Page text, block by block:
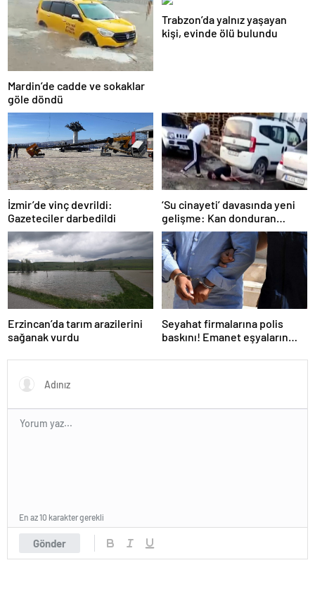
Mardin’de cadde ve sokaklar
göle döndü
Trabzon’da yalnız yaşayan
kişi, evinde ölü bulundu
İzmir’de vinç devrildi:
Gazeteciler darbedildi
‘Su cinayeti’ davasında yeni
gelişme: Kan donduran
ifadeler ortaya çıktı
Erzincan’da tarım arazilerini
sağanak vurdu
Seyahat firmalarına polis
baskını! Emanet eşyaların
Gönder
En az 10 karakter gerekli